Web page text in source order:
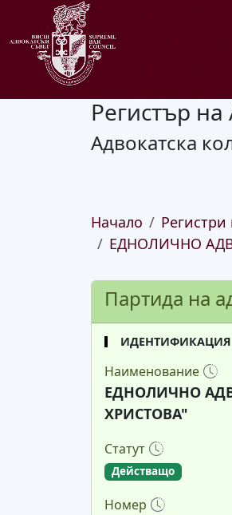
Регистър на
Адвокатска
Начало Регистри
ЕДНОЛИЧНО
Партида на
ИДЕНТИФИКАЦИЯ
Наименование
ЕДНОЛИЧНО
ХРИСТОВА"
Статут
Действащо
Номер